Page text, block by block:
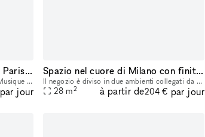
École Normale de Musique de Paris - Alfred Cortot
Le Salon Münch de l'Ecole Normal de Musique de Paris est un écrin rare au sein d’un hôtel particulier classé, joyau du patrimoine parisien. Son ADN ? Fusionner la solennité d’une institution séculair
par jour
Spazio nel cuore di Milano con finiture ricercate, ideale per temporary shop, pop-up ed eventi
Il negozio è diviso in due ambienti collegati da un grande arco, che dà carattere allo spazio e crea una separazione naturale tra le due aree. All’interno ci sono travi a vista verniciate, pavimento
28 m2 à partir de204 € par jour